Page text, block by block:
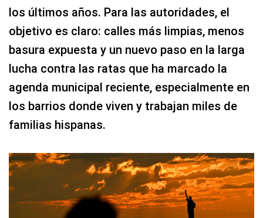
los últimos años. Para las autoridades, el
objetivo es claro: calles más limpias, menos
basura expuesta y un nuevo paso en la larga
lucha contra las ratas que ha marcado la
agenda municipal reciente, especialmente en
los barrios donde viven y trabajan miles de
familias hispanas.